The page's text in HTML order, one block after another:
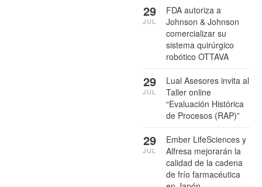
FDA autoriza a
Johnson & Johnson
comercializar su
sistema quirúrgico
robótico OTTAVA
29
JUL
Lual Asesores invita al
Taller online
“Evaluación Histórica
de Procesos (RAP)”
29
JUL
Ember LifeSciences y
Alfresa mejorarán la
calidad de la cadena
de frío farmacéutica
29
JUL